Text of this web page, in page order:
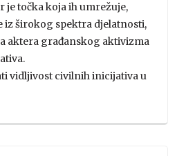
točka koja ih umrežuje,
širokog spektra djelatnosti,
aktera građanskog aktivizma
vidljivost civilnih inicijativa u